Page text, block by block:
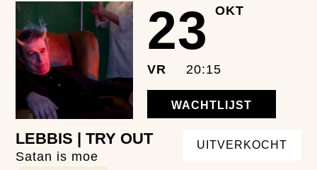
23 OKT
VR 20:15
WACHTLIJST
LEBBIS | TRY OUT
Satan is moe
UITVERKOCHT